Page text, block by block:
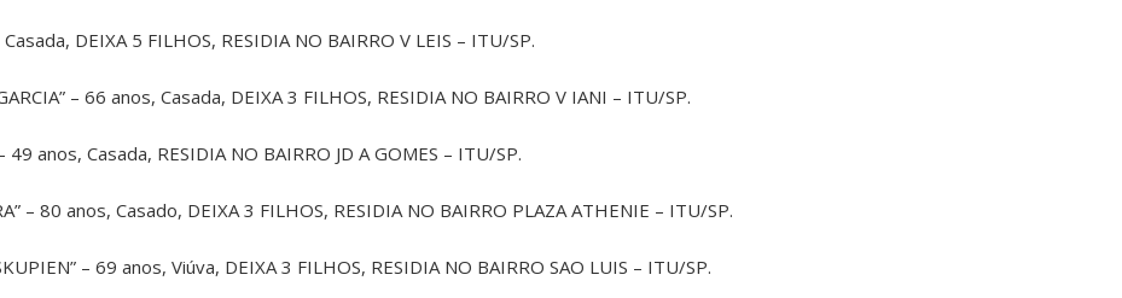
DEIXA 5 FILHOS, RESIDIA NO BAIRRO V LEIS – ITU/SP.
– 66 anos, Casada, DEIXA 3 FILHOS, RESIDIA NO BAIRRO V IANI – ITU/SP.
anos, Casada, RESIDIA NO BAIRRO JD A GOMES – ITU/SP.
– 80 anos, Casado, DEIXA 3 FILHOS, RESIDIA NO BAIRRO PLAZA ATHENIE – ITU/SP.
– 69 anos, Viúva, DEIXA 3 FILHOS, RESIDIA NO BAIRRO SAO LUIS – ITU/SP.